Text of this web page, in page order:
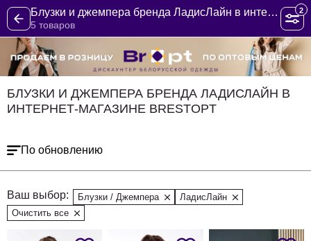
Блузки и джемпера бренда ЛадисЛайн в интернет-магазине BrestOpt
5 товаров
2
БЛУЗКИ И ДЖЕМПЕРА БРЕНДА ЛАДИСЛАЙН В
ИНТЕРНЕТ-МАГАЗИНЕ BRESTOPT
По обновлению
Ваш выбор: Блузки / Джемпера
ЛадисЛайн
Очистить все